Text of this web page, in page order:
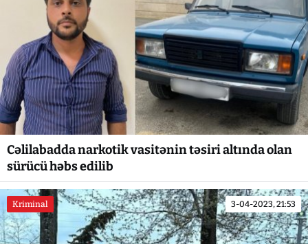
Cəlilabadda narkotik vasitənin təsiri altında olan
sürücü həbs edilib
Kriminal 3-04-2023, 21:53